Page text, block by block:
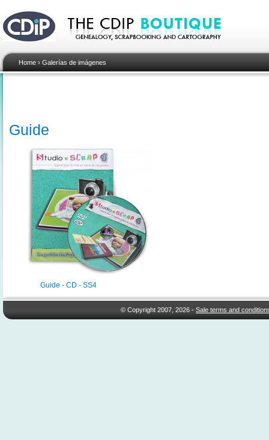
Home › Galerías de imágenes
Guide
Guide - CD - SS4
© Copyright 2007, 2026 -Sale terms and